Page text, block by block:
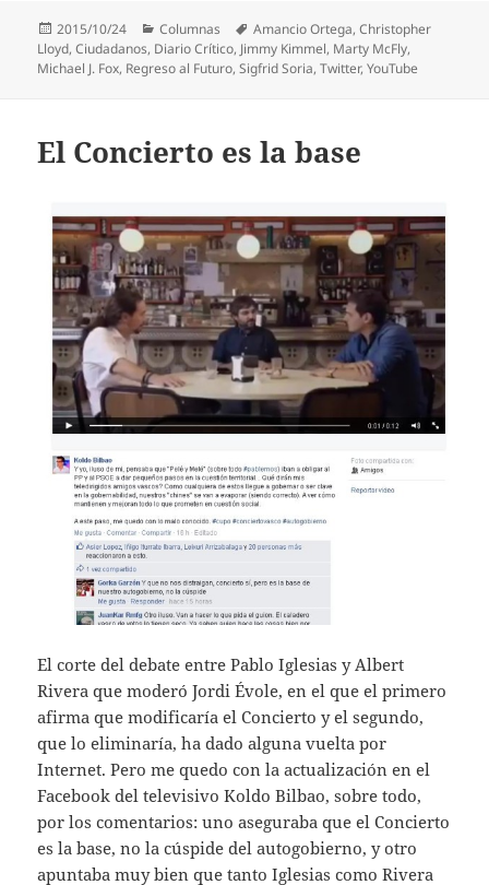
Publicado
el
2015/10/24 Categorías
Columnas Etiquetas
Amancio Ortega,Christopher
Lloyd,Ciudadanos, Diario Crítico, Jimmy Kimmel, Marty McFly,
Michael J. Fox, Regreso al Futuro,Sigfrid Soria,Twitter,YouTube
El Concierto es la base
El corte del debate entre Pablo Iglesias y Albert
Rivera que moderó Jordi Évole, en el que el primero
afirma que modificaría el Concierto y el segundo,
que lo eliminaría, ha dado alguna vuelta por
Internet. Pero me quedo con la actualización en el
Facebook del televisivo Koldo Bilbao, sobre todo,
por los comentarios: uno aseguraba que el Concierto
es la base, no la cúspide del autogobierno, y otro
apuntaba muy bien que tanto Iglesias como Rivera